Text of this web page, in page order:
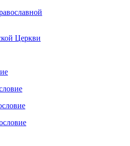
Церкви